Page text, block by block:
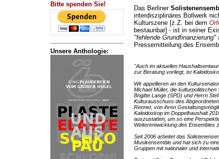
Bitte spenden Sie!
Unsere Anthologie:
Das Berliner
interdisziplinäres Bollwerk
Kulturszene [z.Z. bei dem
bestaunbar] - ist in seiner
"fehlende Grundfinanzierung"
Pressemitteilung des
"Auch im aktuellen
zur Beratung vorliegt, ist
Wir appellieren an den
Michael Müller, die
Brigitte Lange (SPD) und Herrn
Kulturausschuss des
Renner, von ihren
Kaleidoskop im Doppelhaushalt
auszustatten, um so eine
Weiterentwicklung des Ensembles
Seit 2006 arbeitet das
Musikensemble und hat sich zu
Gruppen mit nationaler und